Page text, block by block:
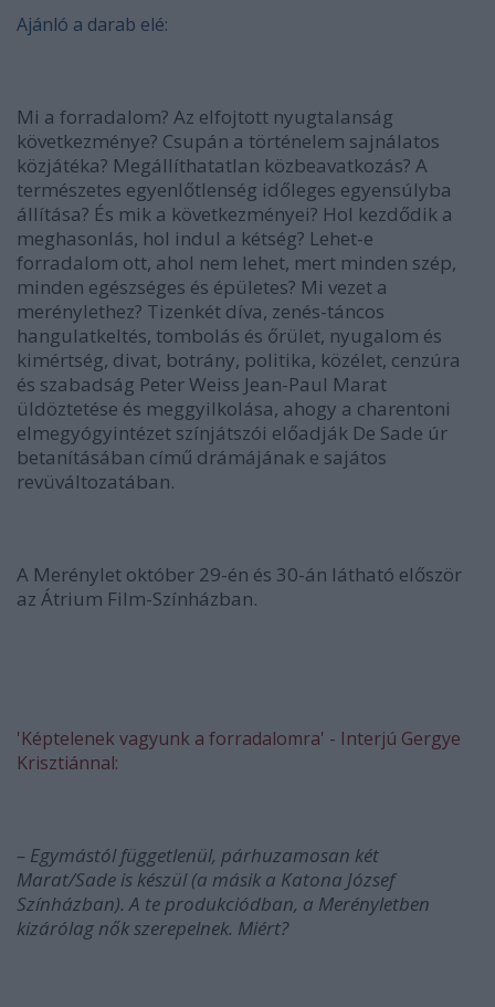
Ajánló a darab elé:
Mi a forradalom? Az elfojtott nyugtalanság
következménye? Csupán a történelem sajnálatos
közjátéka? Megállíthatatlan közbeavatkozás? A
természetes egyenlőtlenség időleges egyensúlyba
állítása? És mik a következményei? Hol kezdődik a
meghasonlás, hol indul a kétség? Lehet-e
forradalom ott, ahol nem lehet, mert minden szép,
minden egészséges és épületes? Mi vezet a
merénylethez? Tizenkét díva, zenés-táncos
hangulatkeltés, tombolás és őrület, nyugalom és
kimértség, divat, botrány, politika, közélet, cenzúra
és szabadság Peter Weiss Jean-Paul Marat
üldöztetése és meggyilkolása, ahogy a charentoni
elmegyógyintézet színjátszói előadják De Sade úr
betanításában című drámájának e sajátos
revüváltozatában.
A Merénylet október 29-én és 30-án látható először
az Átrium Film-Színházban.
'Képtelenek vagyunk a forradalomra' - Interjú Gergye
Krisztiánnal:
– Egymástól függetlenül, párhuzamosan két
Marat/Sade is készül (a másik a Katona József
Színházban). A te produkciódban, a Merényletben
kizárólag nők szerepelnek. Miért?